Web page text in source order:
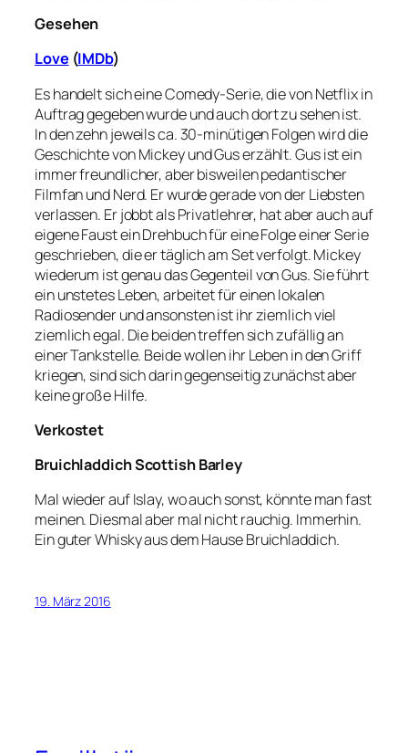
Gesehen
Love (IMDb)
Es handelt sich eine Comedy-Serie, die von Netflix in
Auftrag gegeben wurde und auch dort zu sehen ist.
In den zehn jeweils ca. 30-minütigen Folgen wird die
Geschichte von Mickey und Gus erzählt. Gus ist ein
immer freundlicher, aber bisweilen pedantischer
Filmfan und Nerd. Er wurde gerade von der Liebsten
verlassen. Er jobbt als Privatlehrer, hat aber auch auf
eigene Faust ein Drehbuch für eine Folge einer Serie
geschrieben, die er täglich am Set verfolgt. Mickey
wiederum ist genau das Gegenteil von Gus. Sie führt
ein unstetes Leben, arbeitet für einen lokalen
Radiosender und ansonsten ist ihr ziemlich viel
ziemlich egal. Die beiden treffen sich zufällig an
einer Tankstelle. Beide wollen ihr Leben in den Griff
kriegen, sind sich darin gegenseitig zunächst aber
keine große Hilfe.
Verkostet
Bruichladdich Scottish Barley
Mal wieder auf Islay, wo auch sonst, könnte man fast
meinen. Diesmal aber mal nicht rauchig. Immerhin.
Ein guter Whisky aus dem Hause Bruichladdich.
19. März 2016